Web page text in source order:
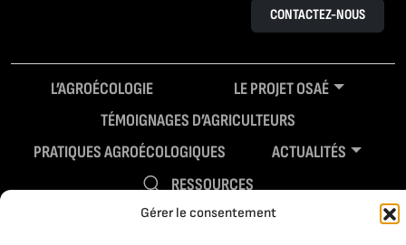
Gérer le consentement
CONTACTEZ-NOUS
L’AGROÉCOLOGIE
LE PROJET OSAÉ
TÉMOIGNAGES D’AGRICULTEURS
PRATIQUES AGROÉCOLOGIQUES
ACTUALITÉS
RESSOURCES